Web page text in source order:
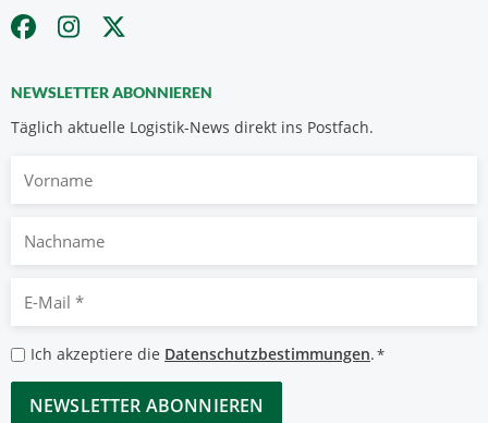
NEWSLETTER ABONNIEREN
Täglich aktuelle Logistik-News direkt ins Postfach.
Nachname
Mail
*
Datenschutzbestimmungen
*
Ich akzeptiere die Datenschutzbestimmungen.*
CAPTCHA